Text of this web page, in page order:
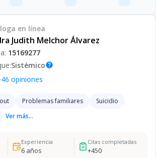
en línea
Judith Melchor Álvarez
15169277
Sistémicohelp
·46 opiniones
Problemas familiares
Suicidio
Ver más...
Experiencia
6años
Citas completadas
+450